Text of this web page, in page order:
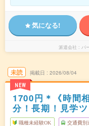
気になる!
派遣会社 パ
未読
NEW
掲載日 2026/08/04
1700円＊《時間
分！長期！見学
職種未経験OK 交通費別